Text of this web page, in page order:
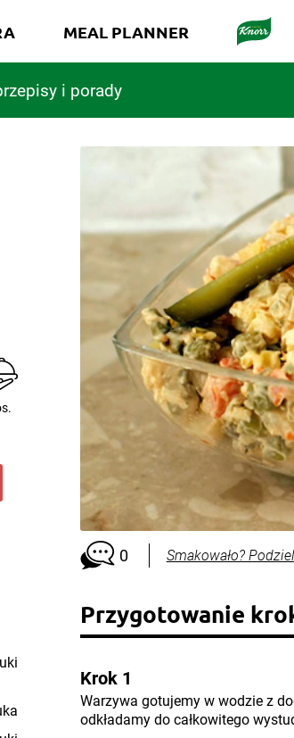
i porady
MEAL PLANNER
0 Smakowało?
Przygotowanie
Krok 1
Warzywa gotujemy w wodzie z
odkładamy do całkowitego